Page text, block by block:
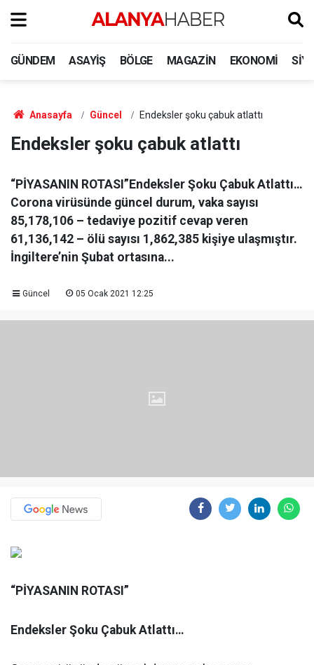
GÜNDEM ASAYIŞ BÖLGE MAGAZIN EKONOMI
Anasayfa Güncel Endeksler şoku çabuk atlattı
Endeksler şoku çabuk atlattı
“PİYASANIN ROTASI”Endeksler Şoku Çabuk Atlattı…
Corona virüsünde güncel durum, vaka sayısı
85,178,106 – tedaviye pozitif cevap veren
61,136,142 – ölü sayısı 1,862,385 kişiye ulaşmıştır.
İngiltere’nin Şubat ortasına...
Güncel 05 Ocak 2021 12:25
“PİYASANIN ROTASI”
Endeksler Şoku Çabuk Atlattı…